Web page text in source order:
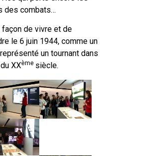
des combats…
façon de vivre et de
le 6 juin 1944, comme un
un tournant dans
XXème siècle.